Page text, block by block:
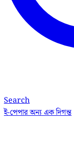
Search
ই-পেপারঅন্য এক দিগন্ত